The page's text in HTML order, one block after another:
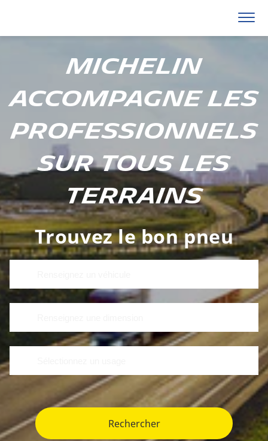
Michelin
accompagne les
professionnels
sur tous les
terrains
Trouvez le bon pneu
Rechercher